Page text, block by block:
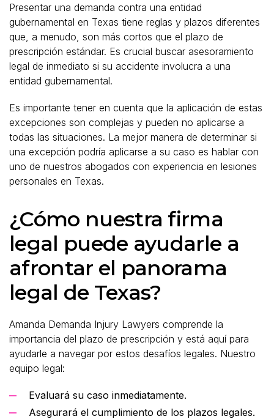
Presentar una demanda contra una entidad
gubernamental en Texas tiene reglas y plazos diferentes
que, a menudo, son más cortos que el plazo de
prescripción estándar. Es crucial buscar asesoramiento
legal de inmediato si su accidente involucra a una
entidad gubernamental.
Es importante tener en cuenta que la aplicación de estas
excepciones son complejas y pueden no aplicarse a
todas las situaciones. La mejor manera de determinar si
una excepción podría aplicarse a su caso es hablar con
uno de nuestros abogados con experiencia en lesiones
personales en Texas.
¿Cómo nuestra firma
legal puede ayudarle a
afrontar el panorama
legal de Texas?
Amanda Demanda Injury Lawyers comprende la
importancia del plazo de prescripción y está aquí para
ayudarle a navegar por estos desafíos legales. Nuestro
equipo legal:
Evaluará su caso inmediatamente.
Asegurará el cumplimiento de los plazos legales.